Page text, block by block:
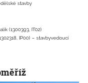
stavby
(1300393, IT02)
IP00) – stavbyvedoucí